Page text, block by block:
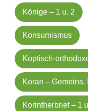
Könige – 1 u. 2
Konsumismus
Koptisch-
Koran – Gemeins.
Korintherbrief – 1